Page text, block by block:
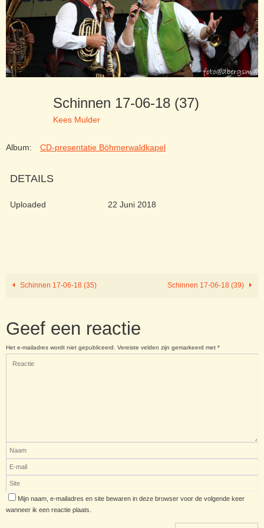
Schinnen 17-06-18 (37)
Kees Mulder
Album: CD-presentatie Böhmerwaldkapel
DETAILS
Uploaded 22 Juni 2018
Schinnen 17-06-18 (35) Schinnen 17-06-18 (39)
Geef een reactie
Het e-mailadres wordt niet gepubliceerd. Vereiste velden zijn gemarkeerd met *
Mijn naam, e-mailadres en site bewaren in deze browser voor de volgende keer
wanneer ik een reactie plaats.